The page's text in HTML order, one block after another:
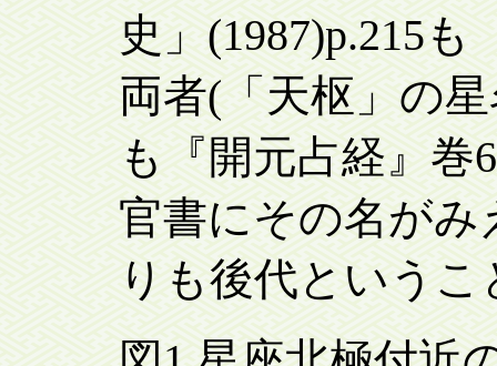
史」(1987)p.215
両者(「天枢」の
も『開元占経』巻
官書にその名が
りも後代という